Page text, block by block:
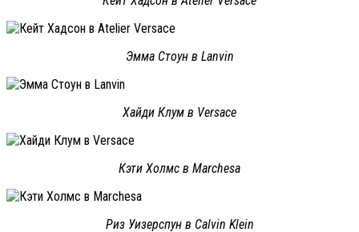
Эмма Стоун в Lanvin
Хайди Клум в Versace
Кэти Холмс в Marchesa
Риз Уизерспун в Calvin Klein